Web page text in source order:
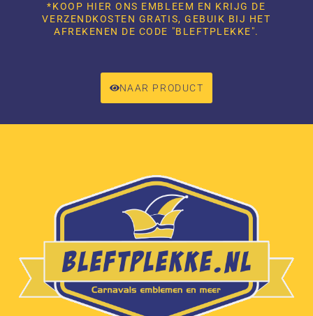
*KOOP HIER ONS EMBLEEM EN KRIJG DE
VERZENDKOSTEN GRATIS, GEBUIK BIJ HET
AFREKENEN DE CODE "BLEFTPLEKKE".
NAAR PRODUCT